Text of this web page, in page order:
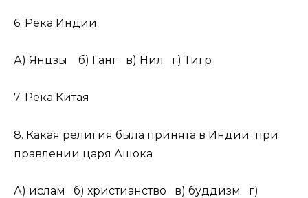
6. Река Индии
А) Янцзы б) Ганг в) Нил г) Тигр
7. Река Китая
8. Какая религия была принята в Индии при
правлении царя Ашока
А) ислам б) христианство в) буддизм г)